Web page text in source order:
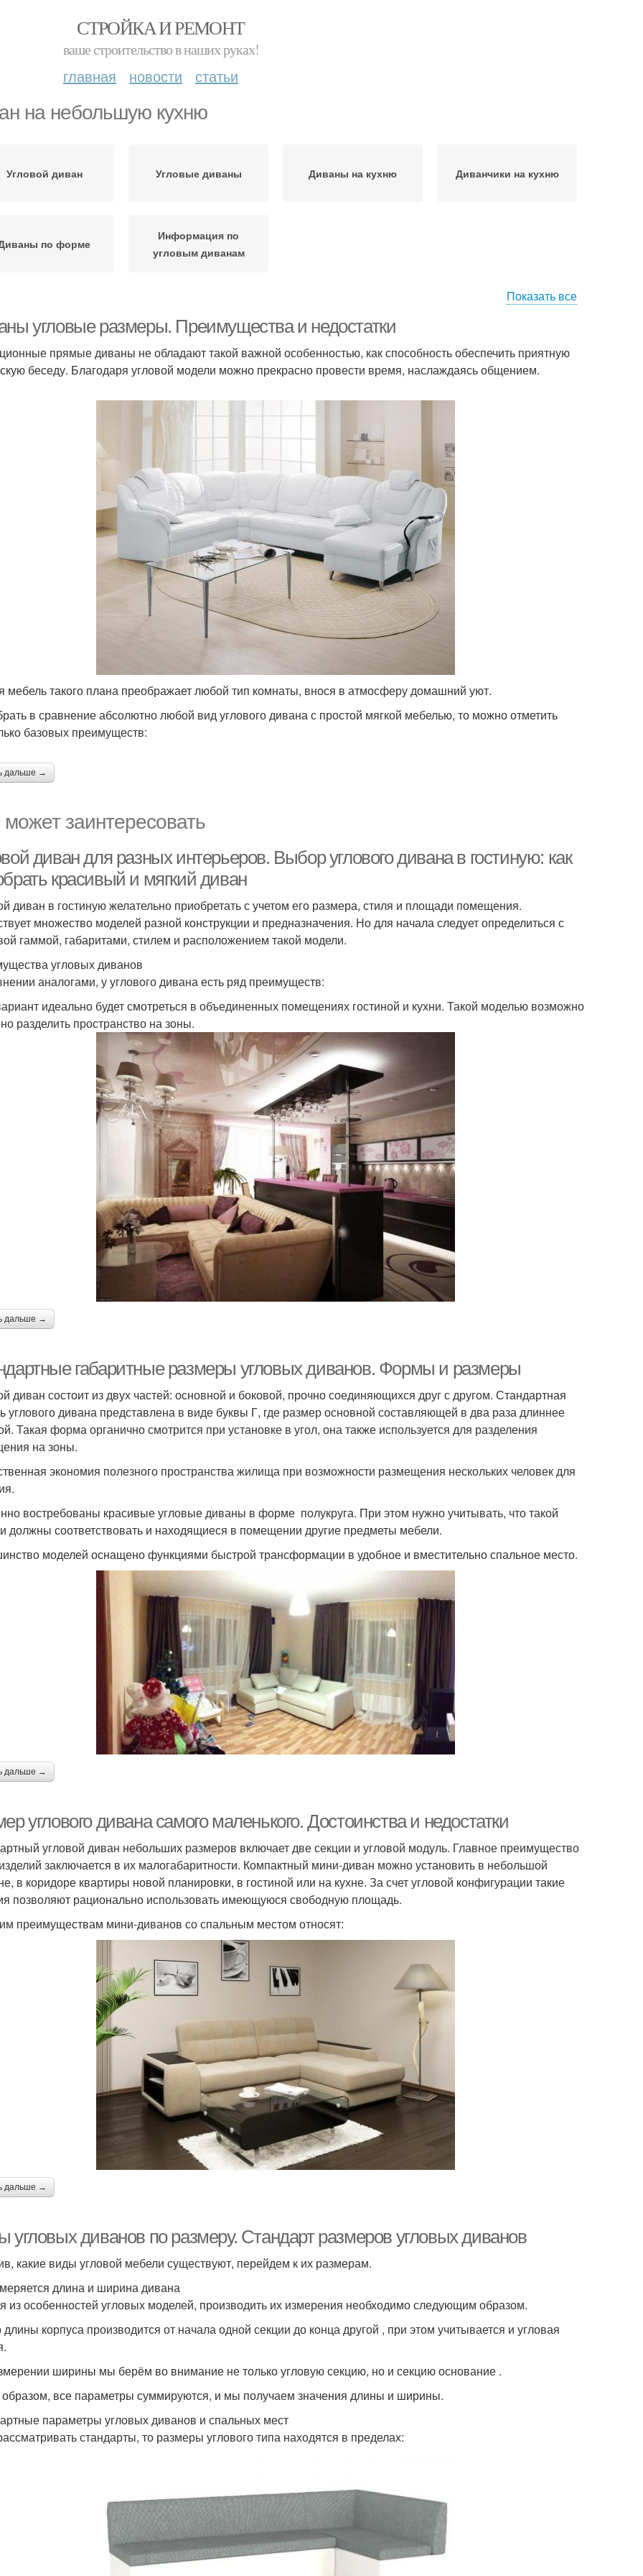
СТРОЙКА И РЕМОНТ
ваше строительство в наших руках!
главная новости статьи
на небольшую кухню
Угловой диван Угловые диваны Диваны на кухню Диванчики на кухню
по форме
Информация по
угловым диванам
Показать все
угловые размеры. Преимущества и недостатки
прямые диваны не обладают такой важной особенностью, как способность обеспечить приятную
беседу. Благодаря угловой модели можно прекрасно провести время, наслаждаясь общением.
мебель такого плана преображает любой тип комнаты, внося в атмосферу домашний уют.
в сравнение абсолютно любой вид углового дивана с простой мягкой мебелью, то можно отметить
базовых преимуществ:
дальше →
заинтересовать
диван для разных интерьеров. Выбор углового дивана в гостиную: как
красивый и мягкий диван
диван в гостиную желательно приобретать с учетом его размера, стиля и площади помещения.
множество моделей разной конструкции и предназначения. Но для начала следует определиться с
гаммой, габаритами, стилем и расположением такой модели.
угловых диванов
аналогами, у углового дивана есть ряд преимуществ:
идеально будет смотреться в объединенных помещениях гостиной и кухни. Такой моделью возможно
разделить пространство на зоны.
дальше →
габаритные размеры угловых диванов. Формы и размеры
диван состоит из двух частей: основной и боковой, прочно соединяющихся друг с другом. Стандартная
углового дивана представлена в виде буквы Г, где размер основной составляющей в два раза длиннее
Такая форма органично смотрится при установке в угол, она также используется для разделения
на зоны.
экономия полезного пространства жилища при возможности размещения нескольких человек для
востребованы красивые угловые диваны в форме полукруга. При этом нужно учитывать, что такой
должны соответствовать и находящиеся в помещении другие предметы мебели.
моделей оснащено функциями быстрой трансформации в удобное и вместительно спальное место.
дальше →
углового дивана самого маленького. Достоинства и недостатки
угловой диван небольших размеров включает две секции и угловой модуль. Главное преимущество
заключается в их малогабаритности. Компактный мини-диван можно установить в небольшой
в коридоре квартиры новой планировки, в гостиной или на кухне. За счет угловой конфигурации такие
позволяют рационально использовать имеющуюся свободную площадь.
преимуществам мини-диванов со спальным местом относят:
дальше →
угловых диванов по размеру. Стандарт размеров угловых диванов
какие виды угловой мебели существуют, перейдем к их размерам.
длина и ширина дивана
из особенностей угловых моделей, производить их измерения необходимо следующим образом.
корпуса производится от начала одной секции до конца другой , при этом учитывается и угловая
ширины мы берём во внимание не только угловую секцию, но и секцию основание .
все параметры суммируются, и мы получаем значения длины и ширины.
параметры угловых диванов и спальных мест
стандарты, то размеры углового типа находятся в пределах: